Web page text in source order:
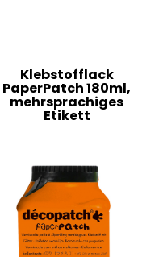
Klebstofflack
PaperPatch 180ml,
mehrsprachiges
Etikett